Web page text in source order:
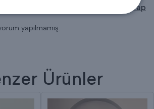
Yorum Yap
yapılmamış.
Ürünler